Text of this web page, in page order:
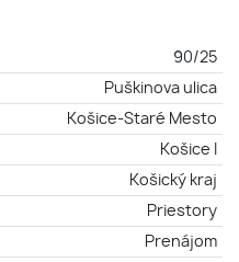
90/25
Puškinova ulica
Košice-Staré Mesto
Košice I
Košický kraj
Priestory
Prenájom